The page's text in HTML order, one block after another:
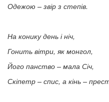
Одежою – звір з степів.
На конику день і ніч,
Гонить вітри, як монгол,
Його панство – мала Січ,
Скіпетр – спис, а кінь –